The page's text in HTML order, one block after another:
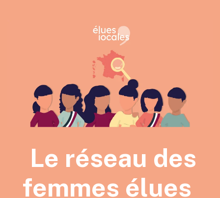
Le réseau des
femmes élues